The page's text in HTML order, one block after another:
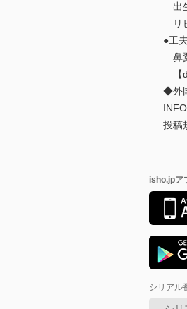
出
リ
●工夫
鼻
【
◆外
投稿
isho.jpア
シリアル